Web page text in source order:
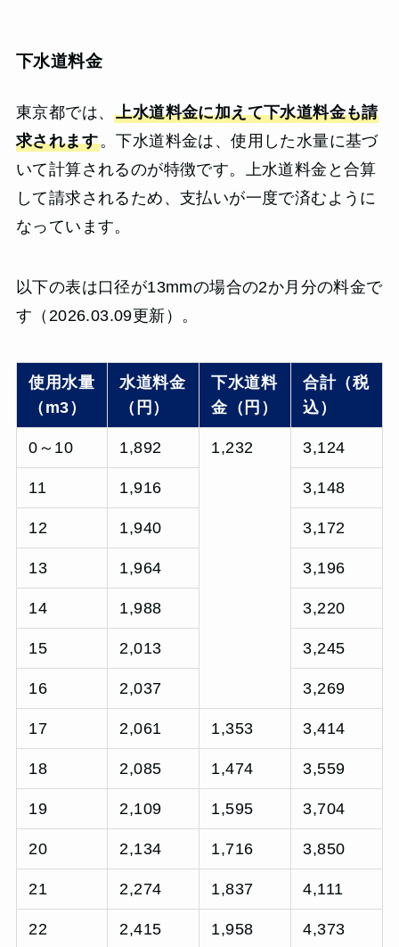
下水道料金
東京都では、上水道料金に加えて下水道料金も請
求されます。下水道料金は、使用した水量に基づ
いて計算されるのが特徴です。上水道料金と合算
して請求されるため、支払いが一度で済むように
なっています。
以下の表は口径が13mmの場合の2か月分の料金で
す（2026.03.09更新）。
使用水量
（m3）
水道料金
（円）
下水道料
金（円）
合計（税
込）
0～10 1,892 1,232 3,124
11 1,916 3,148
12 1,940 3,172
13 1,964 3,196
14 1,988 3,220
15 2,013 3,245
16 2,037 3,269
17 2,061 1,353 3,414
18 2,085 1,474 3,559
19 2,109 1,595 3,704
20 2,134 1,716 3,850
21 2,274 1,837 4,111
22 2,415 1,958 4,373